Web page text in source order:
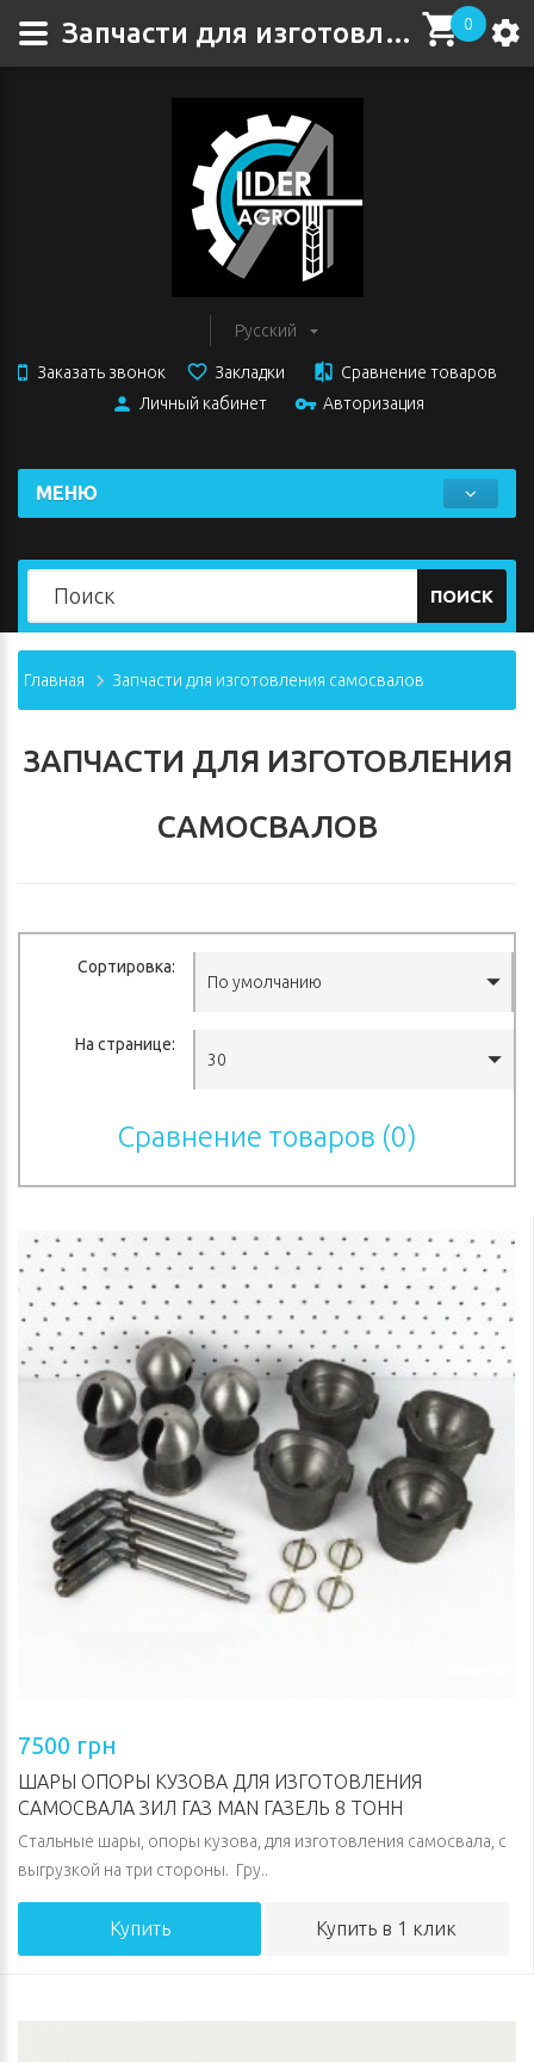
Русский
Закладки Сравнение товаров
Заказать звонок
Личный кабинет
Авторизация
0
МЕНЮ
ПОИСК
Главная Запчасти для изготовления самосвалов
ЗАПЧАСТИ ДЛЯ ИЗГОТОВЛЕНИЯ
САМОСВАЛОВ
Сортировка:
По умолчанию
На странице:
30
Сравнение товаров (0)
7500 грн
ШАРЫ ОПОРЫ КУЗОВА ДЛЯ ИЗГОТОВЛЕНИЯ
САМОСВАЛА ЗИЛ ГАЗ MAN ГАЗЕЛЬ 8 ТОНН
Стальные шары, опоры кузова, для изготовления самосвала, с
выгрузкой на три стороны. Гру..
Купить Купить в 1 клик
Запчасти для изготовления самосвалов